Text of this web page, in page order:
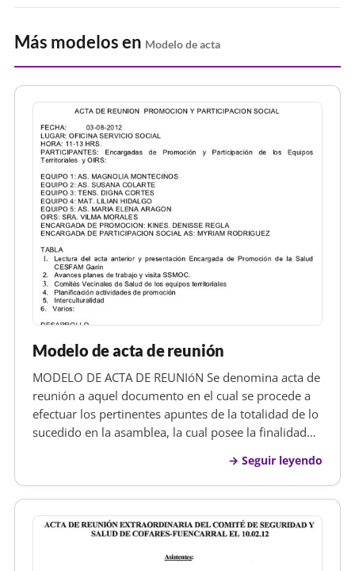
Más modelos en Modelo de acta
Modelo de acta de reunión
MODELO DE ACTA DE REUNIóN Se denomina acta de
reunión a aquel documento en el cual se procede a
efectuar los pertinentes apuntes de la totalidad de lo
sucedido en la asamblea, la cual posee la finalidad
juntas efectuadas, así como de todos los temas que
se han abo…
Seguir leyendo